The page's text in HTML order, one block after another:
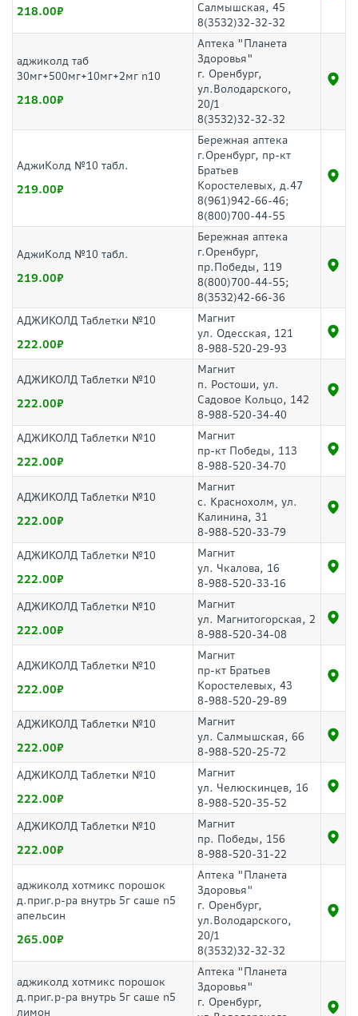
218.00
Салмышская, 45
8(3532)32-32-32
аджиколд таб
30мг+500мг+10мг+2мг n10
218.00
Аптека "Планета
Здоровья"
г. Оренбург,
ул.Володарского,
20/1
8(3532)32-32-32
АджиКолд №10 табл.
219.00
Бережная аптека
г.Оренбург, пр-кт
Братьев
Коростелевых, д.47
8(961)942-66-46;
8(800)700-44-55
АджиКолд №10 табл.
219.00
Бережная аптека
г.Оренбург,
пр.Победы, 119
8(800)700-44-55;
8(3532)42-66-36
АДЖИКОЛД Таблетки №10
222.00
Магнит
ул. Одесская, 121
8-988-520-29-93
АДЖИКОЛД Таблетки №10
222.00
Магнит
п. Ростоши, ул.
Садовое Кольцо, 142
8-988-520-34-40
АДЖИКОЛД Таблетки №10
222.00
Магнит
пр-кт Победы, 113
8-988-520-34-70
АДЖИКОЛД Таблетки №10
222.00
Магнит
с. Краснохолм, ул.
Калинина, 31
8-988-520-33-79
АДЖИКОЛД Таблетки №10
222.00
Магнит
ул. Чкалова, 16
8-988-520-33-16
АДЖИКОЛД Таблетки №10
222.00
Магнит
ул. Магнитогорская, 2
8-988-520-34-08
АДЖИКОЛД Таблетки №10
222.00
Магнит
пр-кт Братьев
Коростелевых, 43
8-988-520-29-89
АДЖИКОЛД Таблетки №10
222.00
Магнит
ул. Салмышская, 66
8-988-520-25-72
АДЖИКОЛД Таблетки №10
222.00
Магнит
ул. Челюскинцев, 16
8-988-520-35-52
АДЖИКОЛД Таблетки №10
222.00
Магнит
пр. Победы, 156
8-988-520-31-22
аджиколд хотмикс порошок
д.приг.р-ра внутрь 5г саше n5
апельсин
265.00
Аптека "Планета
Здоровья"
г. Оренбург,
ул.Володарского,
20/1
8(3532)32-32-32
аджиколд хотмикс порошок
д.приг.р-ра внутрь 5г саше n5
лимон
Аптека "Планета
Здоровья"
г. Оренбург,